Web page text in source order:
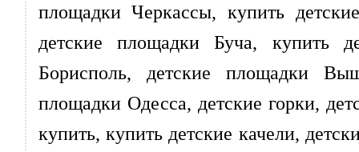
площадки Черкассы, купить
детские площадки Буча, купить
Борисполь, детские площадки
площадки Одесса, детские горки,
купить, купить детские качели,